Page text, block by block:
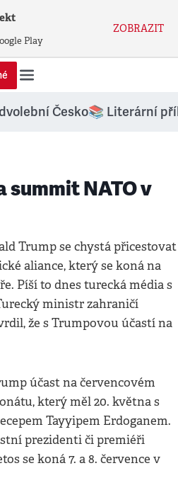
Play
ZOBRAZIT
Česko📚 Literární
summit NATO v
Trump se chystá přicestovat
aliance, který se koná na
Píší to dnes turecká média s
ministr zahraničí
že s Trumpovou účastí na
účast na červencovém
který měl 20. května s
Tayyipem Erdoganem.
prezidenti či premiéři
se koná 7. a 8. července v